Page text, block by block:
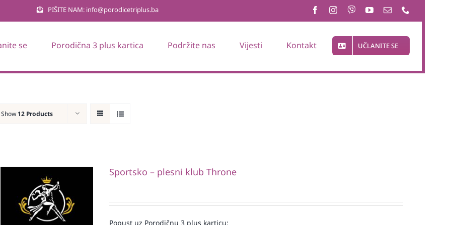
PIŠITE NAM: info@porodicetriplus.ba
se Porodična 3 plus kartica Podržite nas Vijesti Kontakt UČLANITE SE
Show 12 Products
Sportsko – plesni klub Throne
Popust uz Porodičnu 3 plus karticu: